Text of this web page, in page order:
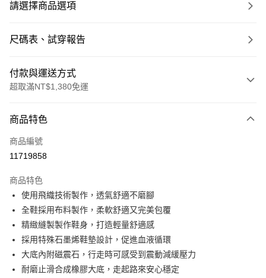
請選擇商品選項
尺碼表、試穿報告
付款與運送方式
超取滿NT$1,380免運
信用卡一次付款
信用卡分期付款
合作金庫商業銀行
華南商業銀行
彰化商業銀行
上海商業儲蓄銀行
台北富邦商業銀行
國泰世華商業銀行
兆豐國際商業銀行
臺灣中小企業銀行
台中商業銀行
匯豐（台灣）商業銀行
華泰商業銀行
聯邦商業銀行
遠東國際商業銀行
元大商業銀行
永豐商業銀行
超商取貨付款
LINE Pay
Apple Pay
街口支付
商品特色
商品編號
11719858
商品特色
使用飛織技術製作，透氣舒適不磨腳
全鞋採用布料製作，柔軟舒適又完美包覆
精緻縫製製作鞋身，打造輕量舒適感
採用特殊石墨烯鞋墊設計，促進血液循環
大底內附磁震石，行走時可感受到震動減緩壓力
耐磨止滑合成橡膠大底，走起路來安心穩定